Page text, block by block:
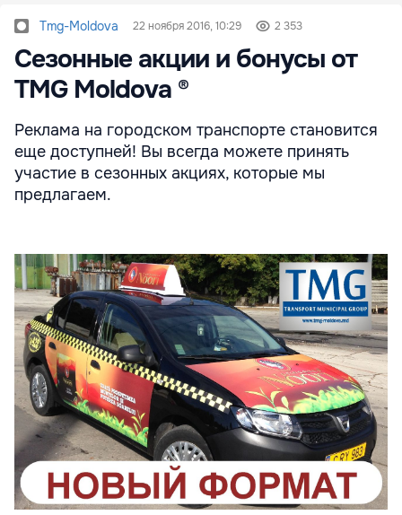
Tmg-Moldova 22 ноября 2016, 10:29 2 353
Сезонные акции и бонусы от
TMG Moldova ®
Реклама на городском транспорте становится
еще доступней! Вы всегда можете принять
участие в сезонных акциях, которые мы
предлагаем.